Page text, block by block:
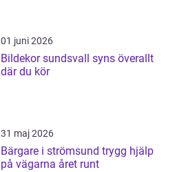
01 juni 2026
Bildekor sundsvall syns överallt
där du kör
31 maj 2026
Bärgare i strömsund trygg hjälp
på vägarna året runt